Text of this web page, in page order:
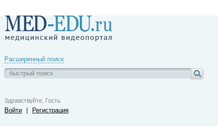
Расширенный поиск
Здравствуйте, Гость
Войти Регистрация